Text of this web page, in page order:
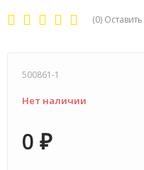
(0)
500861-1
Нет наличии
0 ₽